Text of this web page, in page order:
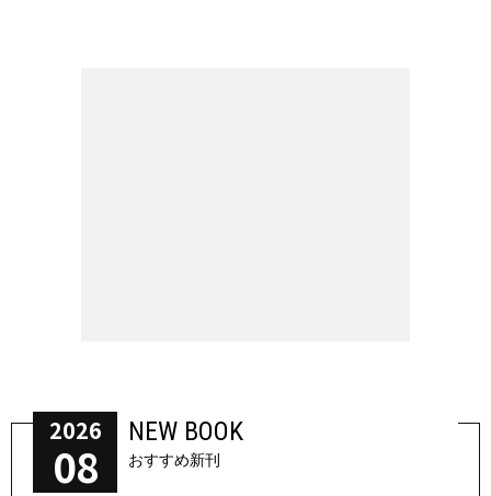
2026
08
NEW BOOK
おすすめ新刊